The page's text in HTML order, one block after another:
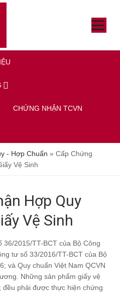
SHOW
MENU
CHỨNG NHẬN TCVN
- Hợp Chuẩn »Cấp Chứng
Vệ Sinh
Hợp Quy
Vệ Sinh
2015/TT-BCT của Bộ Công
tư số 33/2016/TT-BCT của Bộ
và Quy chuẩn Việt Nam QCVN
Những sản phẩm giấy vệ
đều phải được thực hiện chứng